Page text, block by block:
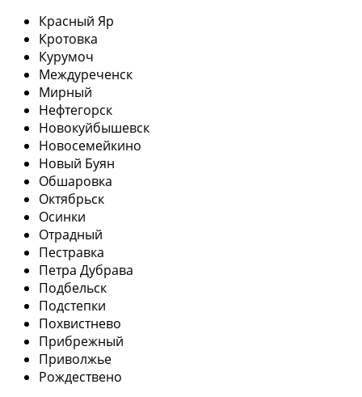
Красный Яр
Кротовка
Курумоч
Междуреченск
Мирный
Нефтегорск
Новокуйбышевск
Новосемейкино
Новый Буян
Обшаровка
Октябрьск
Осинки
Отрадный
Пестравка
Петра Дубрава
Подбельск
Подстепки
Похвистнево
Прибрежный
Приволжье
Рождествено